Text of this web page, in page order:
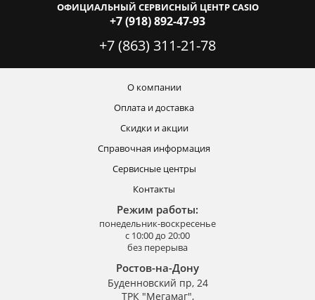
ОФИЦИАЛЬНЫЙ СЕРВИСНЫЙ ЦЕНТР CASIO
+7 (918) 892-47-93
+7 (863) 311-21-78
О компании
Оплата и доставка
Скидки и акции
Справочная информация
Сервисные центры
Контакты
Режим работы:
понедельник-воскресенье
с 10:00 до 20:00
без перерыва
Ростов-на-Дону
Буденновский пр, 24
ТРК "Мегамаг",